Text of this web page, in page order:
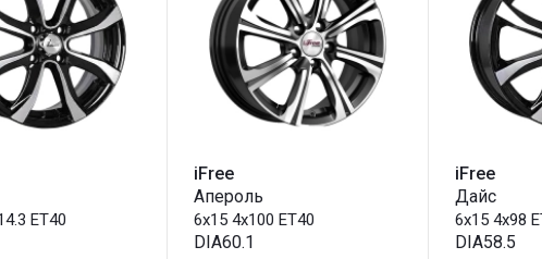
ET40
iFree
Апероль
6x15 4x100 ET40
DIA60.1
iFree
Дайс
6x15 4x98
DIA58.5